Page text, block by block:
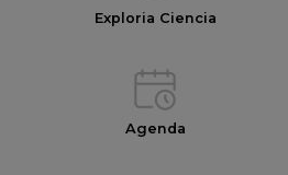
Exploria Ciencia
Agenda